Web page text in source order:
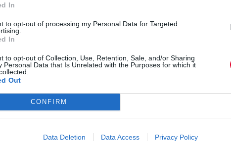
In
to opt-out of processing my Personal Data for Targeted
In
to opt-out of Collection, Use, Retention, Sale, and/or Sharing
Personal Data that Is Unrelated with the Purposes for which it
Out
CONFIRM
Data Deletion Data Access Privacy Policy
Previous Article